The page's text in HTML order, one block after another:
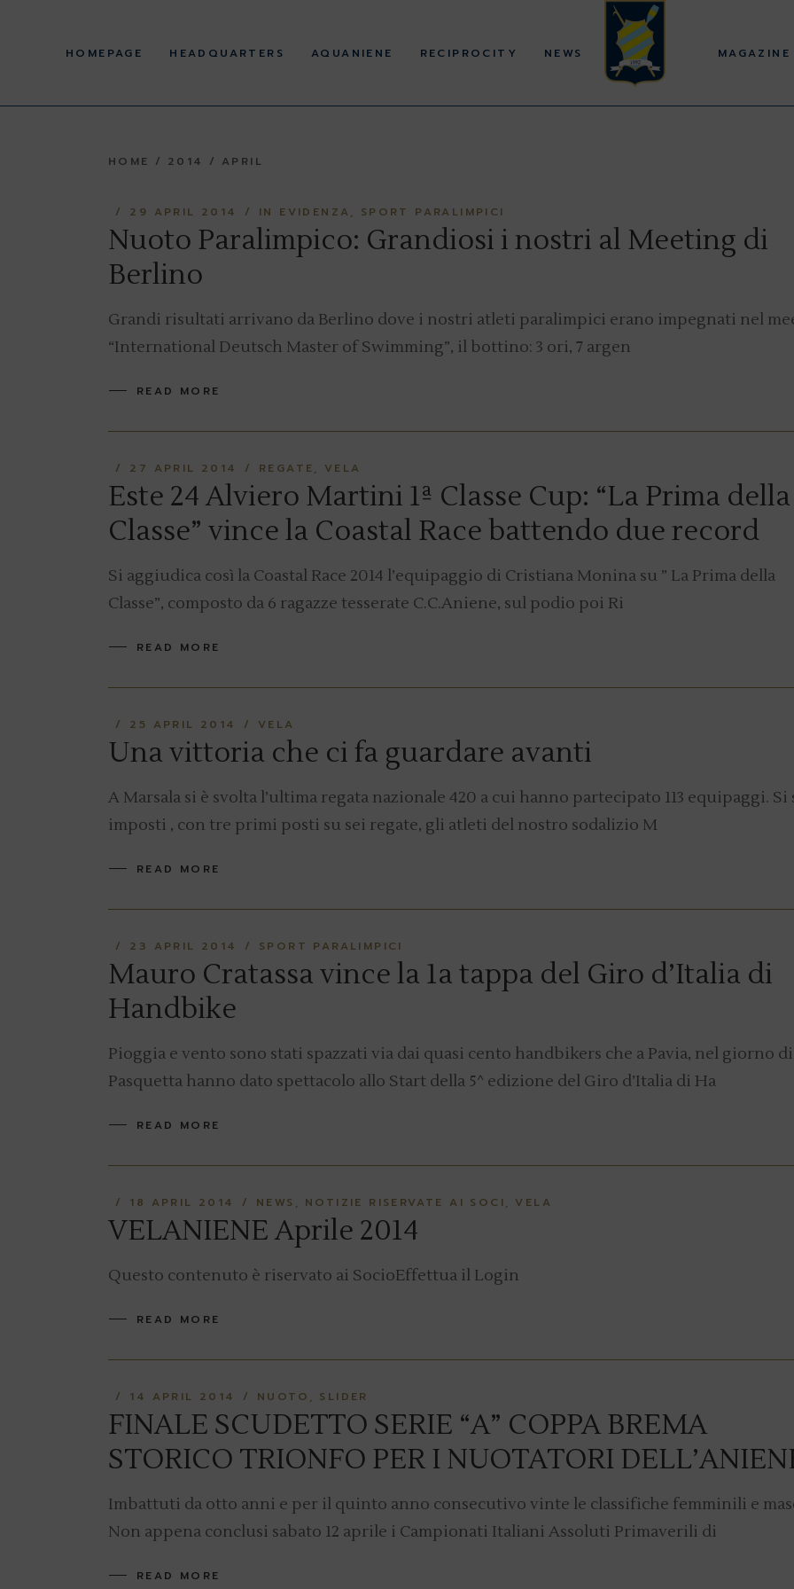
HOMEPAGE HEADQUARTERS
Corporate offices
Regulations and acts
pursuant to Legislative
Decree 36/2021 and
Facilities
AQUANIENE RECIPROCITY NEWS MAGAZINE
Corporate offices
Regulations and acts
39/2021
HOME 2014 APRIL
29 APRIL 2014 IN EVIDENZA SPORT PARALIMPICI
Nuoto Paralimpico: Grandiosi i nostri al Meeting di
Berlino
Grandi risultati arrivano da Berlino dove i nostri atleti paralimpici erano impegnati nel
“International Deutsch Master of Swimming”, il bottino: 3 ori, 7 argen
READ MORE
27 APRIL 2014 REGATE VELA
Este 24 Alviero Martini 1ª Classe Cup: “La Prima della
Classe” vince la Coastal Race battendo due record
Si aggiudica così la Coastal Race 2014 l’equipaggio di Cristiana Monina su ” La Prima della
Classe”, composto da 6 ragazze tesserate C.C.Aniene, sul podio poi Ri
READ MORE
25 APRIL 2014 VELA
Una vittoria che ci fa guardare avanti
A Marsala si è svolta l’ultima regata nazionale 420 a cui hanno partecipato 113 equipaggi. Si
imposti , con tre primi posti su sei regate, gli atleti del nostro sodalizio M
READ MORE
23 APRIL 2014 SPORT PARALIMPICI
Mauro Cratassa vince la 1a tappa del Giro d’Italia di
Handbike
Pioggia e vento sono stati spazzati via dai quasi cento handbikers che a Pavia, nel giorno di
Pasquetta hanno dato spettacolo allo Start della 5^ edizione del Giro d’Italia di Ha
READ MORE
18 APRIL 2014 NEWS NOTIZIE RISERVATE AI SOCI VELA
VELANIENE Aprile 2014
Questo contenuto è riservato ai SocioEffettua il Login
READ MORE
14 APRIL 2014 NUOTO SLIDER
FINALE SCUDETTO SERIE “A” COPPA BREMA
STORICO TRIONFO PER I NUOTATORI
Imbattuti da otto anni e per il quinto anno consecutivo vinte le classifiche femminili e
Non appena conclusi sabato 12 aprile i Campionati Italiani Assoluti Primaverili di
READ MORE